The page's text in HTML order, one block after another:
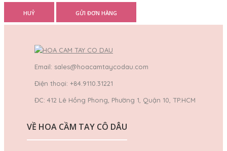
HUỶ GỬI ĐƠN HÀNG
Email: sales@hoacamtaycodau.com
Điện thoại: +84.9110.31221
ĐC: 412 Lê Hồng Phong, Phường 1, Quận 10, TP.HCM
VỀ HOA CẦM TAY CÔ DÂU